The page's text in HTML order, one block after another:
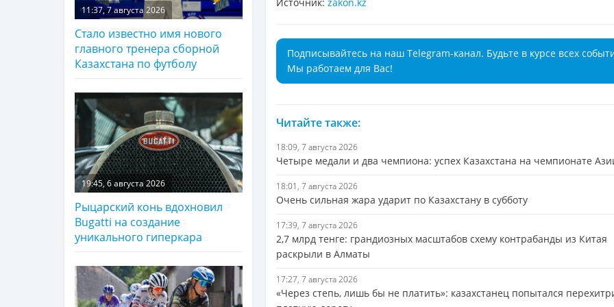
Подписывайтесь на наш Telegram-канал. Будьте в курсе всех
Мы работаем для Вас!
Читайте также:
18:09, 7 августа 2026
Четыре медали и два чемпиона: успех Казахстана на чемпионате
18:01, 7 августа 2026
Очень сильная жара ударит по Казахстану в субботу
17:39, 7 августа 2026
2,7 млрд тенге: грандиозных масштабов схему контрабанды из Китая
раскрыли в Алматы
17:27, 7 августа 2026
«Через степь, лишь бы не платить»: казахстанец попытался
11:37, 7 августа 2026
Стало известно имя нового
главного тренера сборной
Казахстана по футболу
19:45, 6 августа 2026
Рыцарский конь вдохновил
Bugatti на создание
уникального гиперкара